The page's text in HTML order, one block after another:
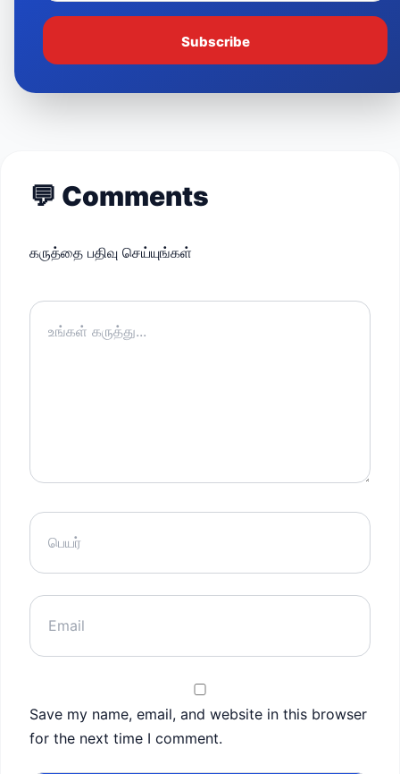
Subscribe
💬 Comments
கருத்தை பதிவு செய்யுங்கள்
Save my name, email, and website in this browser
for the next time I comment.